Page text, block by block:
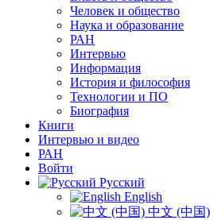
Человек и общество
Наука и образование
РАН
Интервью
Информация
История и философия
Технологии и ПО
Биография
Книги
Интервью и видео
РАН
Войти
Русский
English
中文 (中国)